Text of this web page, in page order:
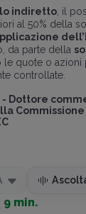
indiretto, il
al 50% della
da parte della
le quote o azioni
controllate.
- Dottore
Commissione
9 min.